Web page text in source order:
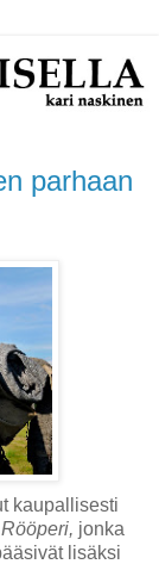
parhaan
kaupallisesti
Rööperi, jonka
lisäksi